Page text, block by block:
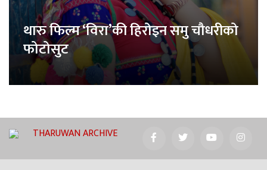
थारु फिल्म ‘विरा’की हिरोइन समु चौधरीको
फोटोसुट
THARUWAN ARCHIVE